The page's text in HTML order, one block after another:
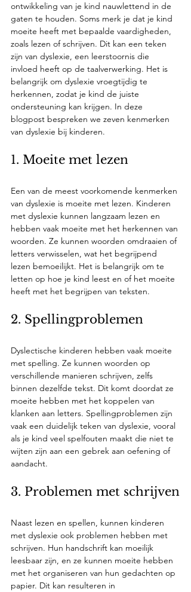
ontwikkeling van je kind nauwlettend in de
gaten te houden. Soms merk je dat je kind
moeite heeft met bepaalde vaardigheden,
zoals lezen of schrijven. Dit kan een teken
zijn van dyslexie, een leerstoornis die
invloed heeft op de taalverwerking. Het is
belangrijk om dyslexie vroegtijdig te
herkennen, zodat je kind de juiste
ondersteuning kan krijgen. In deze
blogpost bespreken we zeven kenmerken
van dyslexie bij kinderen.
1. Moeite met lezen
Een van de meest voorkomende kenmerken
van dyslexie is moeite met lezen. Kinderen
met dyslexie kunnen langzaam lezen en
hebben vaak moeite met het herkennen van
woorden. Ze kunnen woorden omdraaien of
letters verwisselen, wat het begrijpend
lezen bemoeilijkt. Het is belangrijk om te
letten op hoe je kind leest en of het moeite
heeft met het begrijpen van teksten.
2. Spellingproblemen
Dyslectische kinderen hebben vaak moeite
met spelling. Ze kunnen woorden op
verschillende manieren schrijven, zelfs
binnen dezelfde tekst. Dit komt doordat ze
moeite hebben met het koppelen van
klanken aan letters. Spellingproblemen zijn
vaak een duidelijk teken van dyslexie, vooral
als je kind veel spelfouten maakt die niet te
wijten zijn aan een gebrek aan oefening of
aandacht.
3. Problemen met schrijven
Naast lezen en spellen, kunnen kinderen
met dyslexie ook problemen hebben met
schrijven. Hun handschrift kan moeilijk
leesbaar zijn, en ze kunnen moeite hebben
met het organiseren van hun gedachten op
papier. Dit kan resulteren in